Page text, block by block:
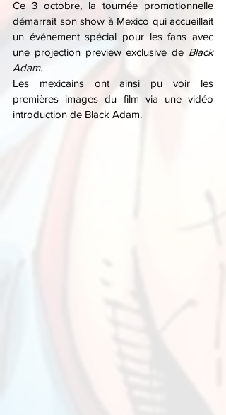
Ce 3 octobre, la tournée promotionnelle
démarrait son show à Mexico qui accueillait
un événement spécial pour les fans avec
une projection preview exclusive de Black
Adam.
Les mexicains ont ainsi pu voir les
premières images du film via une vidéo
introduction de Black Adam.